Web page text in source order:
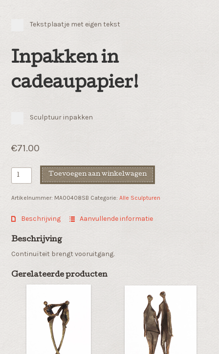
Tekstplaatje met eigen tekst
Inpakken in
cadeaupapier!
Sculptuur inpakken
€71.00
Papierhouder
"Voortdurend
aantal
Toevoegen aan winkelwagen
Artikelnummer: MA00408SB Categorie: Alle Sculpturen
Beschrijving Aanvullende informatie
Beschrijving
Continuïteit brengt vooruitgang.
Gerelateerde producten